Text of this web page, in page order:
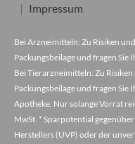
Impressum
Bei Arzneimitteln: Zu Risiken
Packungsbeilage und fragen
Bei Tierarzneimitteln: Zu
Packungsbeilage und fragen
Apotheke. Nur solange Vorrat
MwSt. * Sparpotential
Herstellers (UVP) oder der